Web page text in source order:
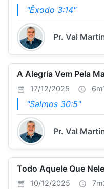
"Êxodo 3:14"
Pr. Val
A Alegria Vem Pela
17/12/2025
"Salmos 30:5"
Pr. Val
Todo Aquele Que
10/12/2025